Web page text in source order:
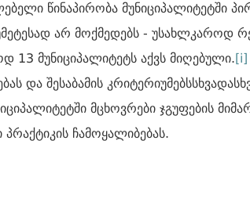
წინაპირობა მუნიციპალიტეტში
არ მოქმედებს - უსახლკაროდ
მუნიციპალიტეტს აქვს მიღებული.[i]
და შესაბამის
მცხოვრები ჯგუფების
ჩამოყალიბებას.